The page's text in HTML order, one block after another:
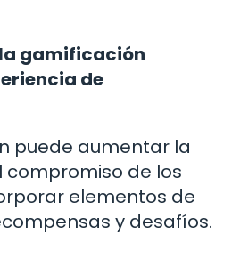
gamificación
de
puede aumentar la
compromiso de los
elementos de
y desafíos.